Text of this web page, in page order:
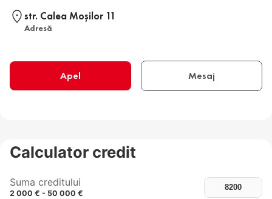
str. Calea Moşilor 11
Adresă
Apel Mesaj
Calculator credit
Suma creditului
2 000 € - 50 000 €